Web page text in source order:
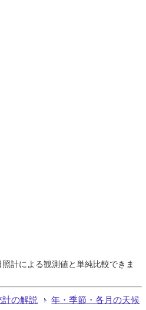
計による観測値と単純比較できま
の解説 年・季節・各月の天候